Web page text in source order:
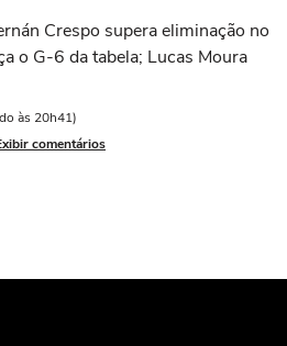
Crespo supera eliminação no
o G-6 da tabela; Lucas Moura
às 20h41)
comentários